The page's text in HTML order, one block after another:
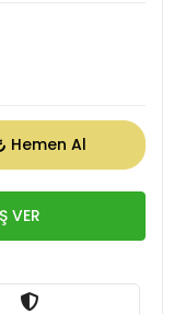
Hemen Al
VER